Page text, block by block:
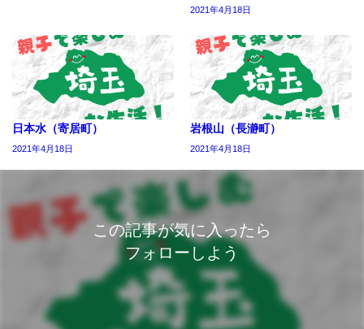
2021年4月18日
日本水（寄居町）
2021年4月18日
岩根山（長瀞町）
2021年4月18日
この記事が気に入ったら
フォローしよう